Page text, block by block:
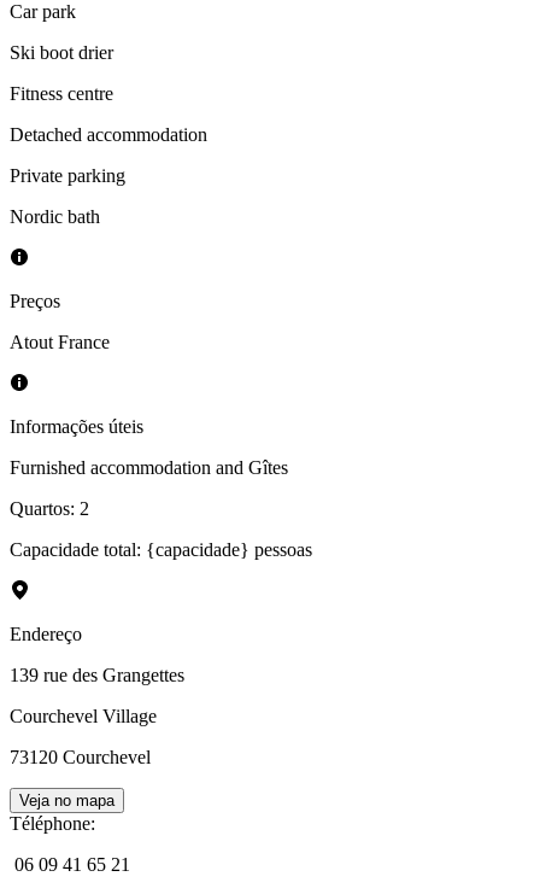
Car park
Ski boot drier
Fitness centre
Detached accommodation
Private parking
Nordic bath
Preços
Atout France
Informações úteis
Furnished accommodation and Gîtes
Quartos: 2
Capacidade total: {capacidade} pessoas
Endereço
139 rue des Grangettes
Courchevel Village
73120 Courchevel
Veja no mapa
Téléphone:
06 09 41 65 21